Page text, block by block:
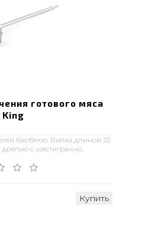
готового мяса
барбекю. Вилка длиной 33
с шестигранно..
Купить